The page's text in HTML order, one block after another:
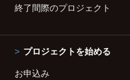
終了間際のプロジェクト
プロジェクトを始める
お申込み